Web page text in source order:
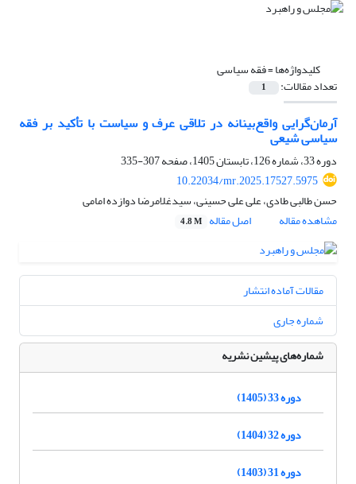
کلیدواژه‌ها =فقه‌ سیاسی
تعداد مقالات: 1
آرمان‌گرایی واقع‌بینانه در تلاقی عرف و سیاست با تأکید بر فقه
سیاسی شیعی
دوره 33، شماره 126، تابستان 1405، صفحه
307-335
10.22034/mr.2025.17527.5975
حسن طالبی طادی، علی علی حسینی، سیدغلامرضا دوازده امامی
مشاهده مقاله
اصل مقاله 4.8 M
مقالات آماده انتشار
شماره جاری
شماره‌های پیشین نشریه
دوره 33 (1405)
دوره 32 (1404)
دوره 31 (1403)